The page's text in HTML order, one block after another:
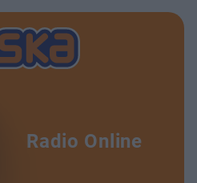
Radio Online